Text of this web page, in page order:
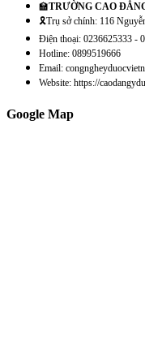
🏫TRƯỜNG CAO
🎗️Trụ sở chính: 116
Điện thoại: 0236625333 -
Hotline: 0899519666
Email:
Website: https://
Google Map